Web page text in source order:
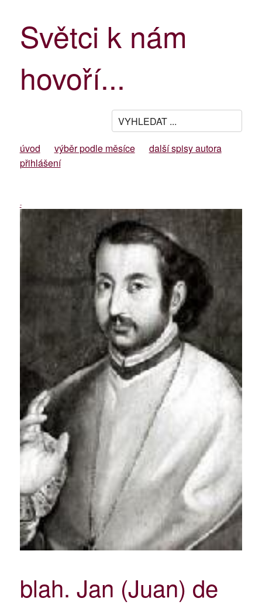
Světci k nám
hovoří...
úvod výběr podle měsíce
další spisy autora
přihlášení
-
blah. Jan (Juan) de